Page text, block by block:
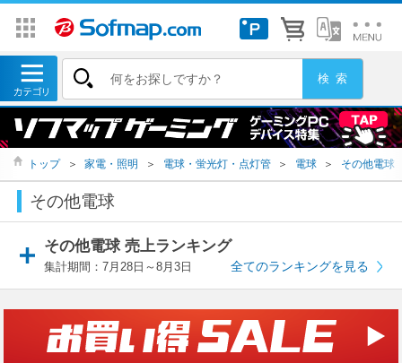
トップ ＞ 家電・照明 ＞ 電球・蛍光灯・点灯管 ＞ 電球 ＞ その他電球
その他電球
その他電球 売上ランキング
集計期間：7月28日～8月3日 全てのランキングを見る